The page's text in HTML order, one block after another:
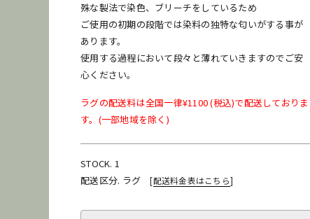
殊な製法で染色、ブリーチをしているため
ご使用の初期の段階では染料の独特な匂いがする事が
あります。
使用する過程において段々と薄れていきますのでご安
心ください。
ラグの配送料は全国一律¥1100 (税込)で配送しておりま
す。(一部地域を除く)
STOCK. 1
配送区分. ラグ[配送料金表はこちら]